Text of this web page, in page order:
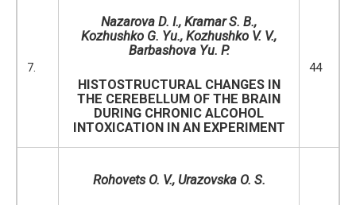
7.
Nazarova D. I., Kramar S. B.,
Kozhushko G. Yu., Kozhushko V. V.,
Barbashova Yu. P.
HISTOSTRUCTURAL CHANGES IN
THE CEREBELLUM OF THE BRAIN
DURING CHRONIC ALCOHOL
INTOXICATION IN AN EXPERIMENT
44
Rohovets O. V., Urazovska O. S.